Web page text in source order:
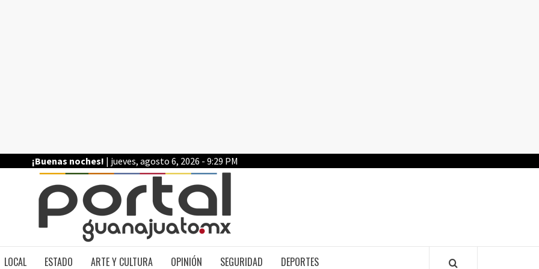
¡Buenas noches! | jueves, agosto 6, 2026 - 9:29 PM
LOCAL ESTADO ARTE Y CULTURA OPINIÓN SEGURIDAD DEPORTES